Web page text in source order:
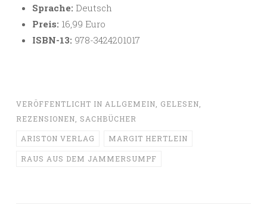
Sprache: Deutsch
Preis: 16,99 Euro
ISBN-13: 978-3424201017
VERÖFFENTLICHT IN ALLGEMEIN GELESEN
REZENSIONEN
SACHBÜCHER
ARISTON VERLAG MARGIT HERTLEIN
RAUS AUS DEM JAMMERSUMPF